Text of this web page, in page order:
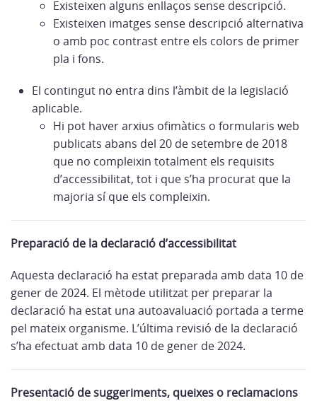
Existeixen alguns enllaços sense descripció.
Existeixen imatges sense descripció alternativa
o amb poc contrast entre els colors de primer
pla i fons.
El contingut no entra dins l’àmbit de la legislació
aplicable.
Hi pot haver arxius ofimàtics o formularis web
publicats abans del 20 de setembre de 2018
que no compleixin totalment els requisits
d’accessibilitat, tot i que s’ha procurat que la
majoria sí que els compleixin.
Preparació de la declaració d’accessibilitat
Aquesta declaració ha estat preparada amb data 10 de
gener de 2024. El mètode utilitzat per preparar la
declaració ha estat una autoavaluació portada a terme
pel mateix organisme. L’última revisió de la declaració
s’ha efectuat amb data 10 de gener de 2024.
Presentació de suggeriments, queixes o reclamacions